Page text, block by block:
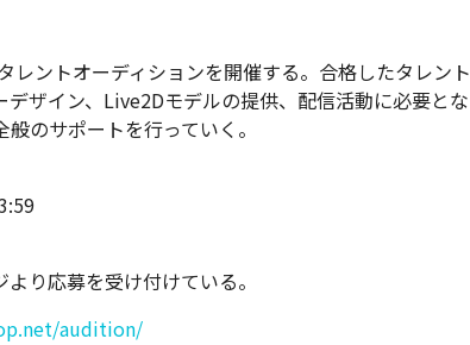
ントオーディションを開催する。合格したタレント
ザイン、Live2Dモデルの提供、配信活動に必要とな
のサポートを行っていく。
り応募を受け付けている。
audition/